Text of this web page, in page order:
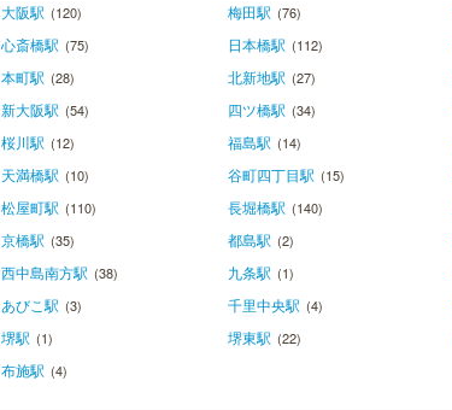
大阪駅 (120) 梅田駅 (76)
心斎橋駅 (75) 日本橋駅 (112)
本町駅 (28) 北新地駅 (27)
新大阪駅 (54) 四ツ橋駅 (34)
桜川駅 (12) 福島駅 (14)
天満橋駅 (10) 谷町四丁目駅 (15)
松屋町駅 (110) 長堀橋駅 (140)
京橋駅 (35) 都島駅 (2)
西中島南方駅 (38) 九条駅 (1)
あびこ駅 (3) 千里中央駅 (4)
堺駅 (1) 堺東駅 (22)
布施駅 (4)